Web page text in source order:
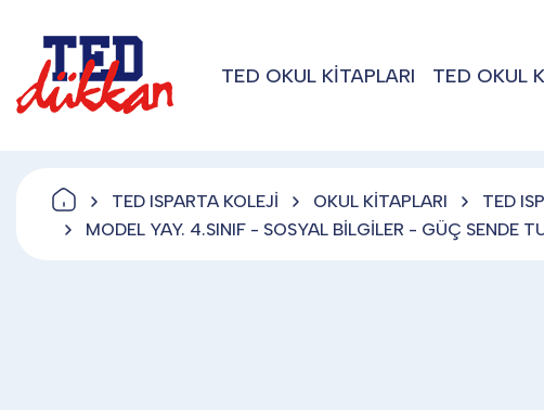
TED OKUL KİTAPLARI TED OKUL
TED ISPARTA KOLEJİ OKUL KİTAPLARI TED
MODEL YAY. 4.SINIF - SOSYAL BİLGİLER - GÜÇ SENDE